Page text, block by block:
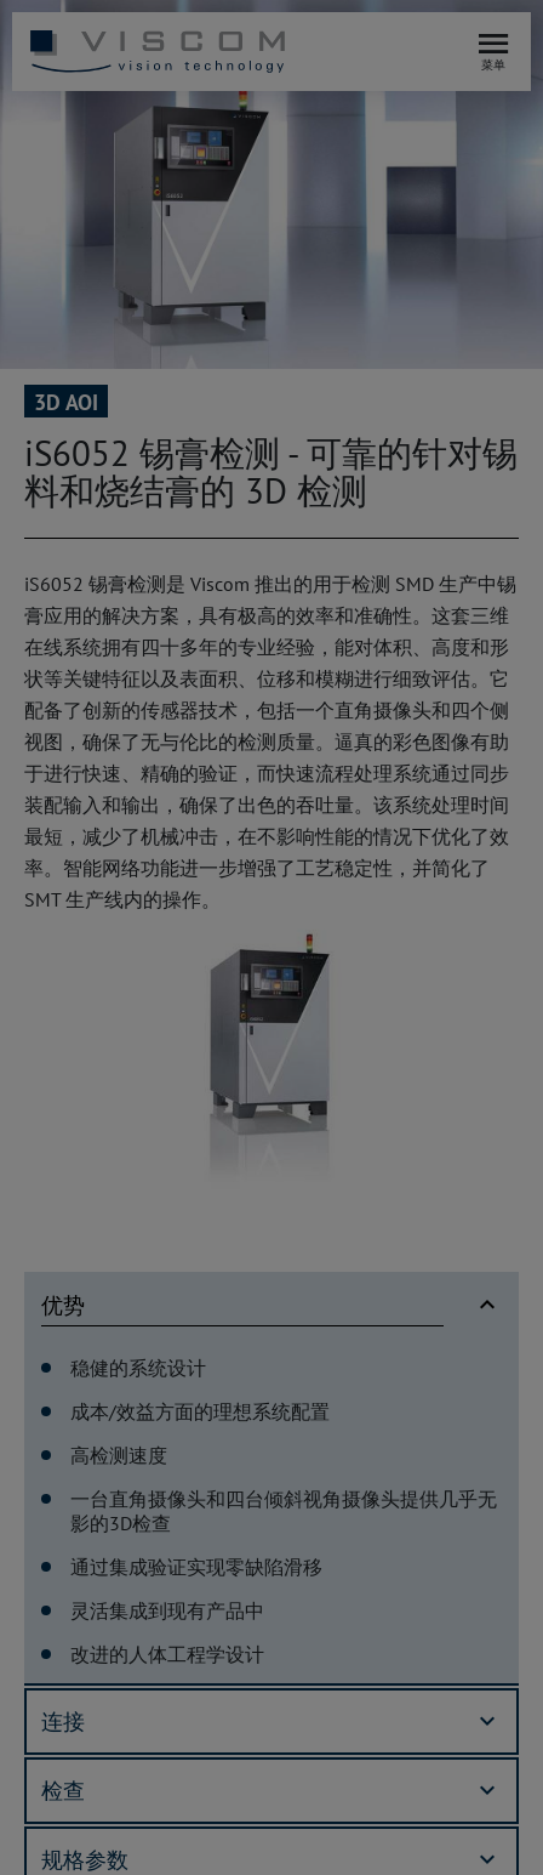
菜单
3D AOI
iS6052 锡膏检测 - 可靠的针对锡
料和烧结膏的 3D 检测
iS6052 锡膏检测是 Viscom 推出的用于检测 SMD 生产中锡
膏应用的解决方案，具有极高的效率和准确性。这套三维
在线系统拥有四十多年的专业经验，能对体积、高度和形
状等关键特征以及表面积、位移和模糊进行细致评估。它
配备了创新的传感器技术，包括一个直角摄像头和四个侧
视图，确保了无与伦比的检测质量。逼真的彩色图像有助
于进行快速、精确的验证，而快速流程处理系统通过同步
装配输入和输出，确保了出色的吞吐量。该系统处理时间
最短，减少了机械冲击，在不影响性能的情况下优化了效
率。智能网络功能进一步增强了工艺稳定性，并简化了
SMT 生产线内的操作。
优势
稳健的系统设计
成本/效益方面的理想系统配置
高检测速度
一台直角摄像头和四台倾斜视角摄像头提供几乎无
影的3D检查
通过集成验证实现零缺陷滑移
灵活集成到现有产品中
改进的人体工程学设计
连接
检查
规格参数